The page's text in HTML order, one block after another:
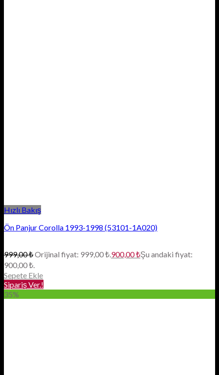
Hızlı Bakış
Ön Panjur Corolla 1993-1998 (53101-1A020)
999,00₺Orijinal fiyat: 999,00 ₺.900,00₺Şu andaki fiyat:
900,00 ₺.
Sepete Ekle
Sipariş Ver.!
35%